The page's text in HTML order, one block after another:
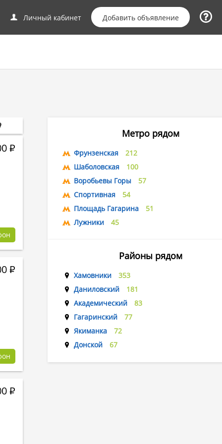
Личный кабинет Добавить объявление
Р
Р
Р
Метро рядом
Фрунзенская
212
Шаболовская
100
Воробьевы Горы
57
Спортивная
54
Площадь Гагарина
51
Лужники
45
Районы рядом
Хамовники
353
Даниловский
181
Академический
83
Гагаринский
77
Якиманка
72
Донской
67